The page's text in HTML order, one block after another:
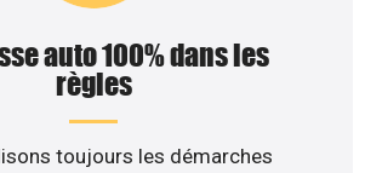
auto 100% dans les
règles
toujours les démarches